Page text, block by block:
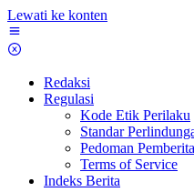
Lewati ke konten
Redaksi
Regulasi
Kode Etik Perilaku
Standar
Pedoman
Terms of Service
Indeks Berita